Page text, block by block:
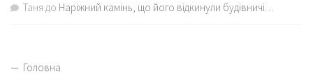
Таня до Наріжний камінь, що його відкинули будівничі…
Головна